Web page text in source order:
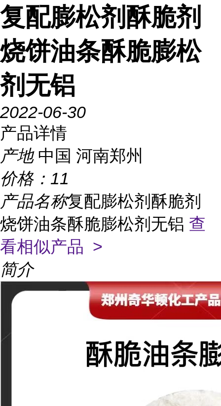
复配膨松剂酥脆剂
烧饼油条酥脆膨松
剂无铝
2022-06-30
产品详情
产地 中国 河南郑州
价格： 11
产品名称复配膨松剂酥脆剂
烧饼油条酥脆膨松剂无铝 查
看相似产品 >
简介